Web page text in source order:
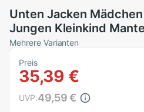
Unten Jacken
Jungen Kleinkind
Frühling
Baby Kleidung Herbst
8 jahre
Mehrere Varianten
Preis
35,39 €
UVP:49,59 €